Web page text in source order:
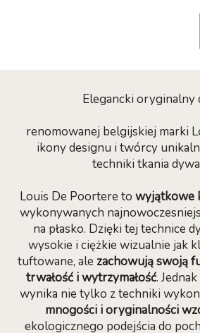
Elegancki oryginalny
renomowanej belgijskiej marki
ikony designu i twórcy
techniki tkania
Louis De Poortere to wyjątkowe
wykonywanych
na płasko. Dzięki tej technice
wysokie i ciężkie wizualnie jak
tuftowane, ale zachowują swoją
trwałość i wytrzymałość.
wynika nie tylko z techniki
mnogości i oryginalności
ekologicznego podejścia do